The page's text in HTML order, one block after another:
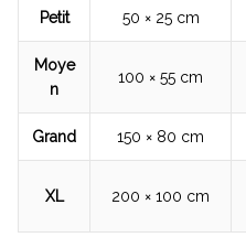
Petit 50 × 25 cm
Moye
n
100 × 55 cm
Grand 150 × 80 cm
XL 200 × 100 cm